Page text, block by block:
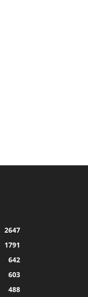
2647
1791
642
603
488